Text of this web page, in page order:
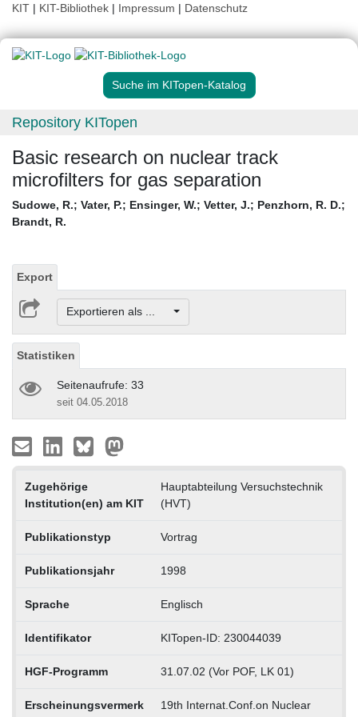
KIT | KIT-Bibliothek | Impressum | Datenschutz
Suche im KITopen-Katalog
Repository KITopen
Basic research on nuclear track
microfilters for gas separation
Sudowe, R.; Vater, P.; Ensinger, W.; Vetter, J.; Penzhorn, R. D.;
Brandt, R.
Export
Exportieren als ...
Statistiken
Seitenaufrufe: 33
seit 04.05.2018
Zugehörige
Institution(en) am KIT
Hauptabteilung Versuchstechnik
(HVT)
Publikationstyp Vortrag
Publikationsjahr 1998
Sprache Englisch
Identifikator KITopen-ID: 230044039
HGF-Programm 31.07.02 (Vor POF, LK 01)
Erscheinungsvermerk
19th Internat.Conf.on Nuclear